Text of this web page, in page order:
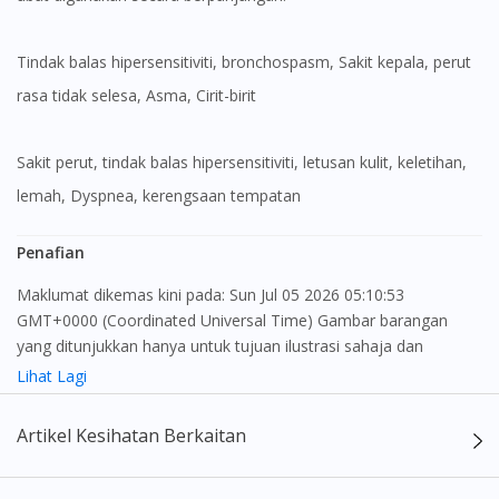
Visit DoctorOnCall Singapore
You seem to be shopping from Singapore
You are currently on DoctorOnCall.com.my, our Malaysian
To serve you better, would you like to head over to
DoctorOnCall Singapore?
tindak balas hipersensitiviti, bronchospasm, Sakit kepala, perut
rasa tidak selesa, Asma, Cirit-birit
sakit perut, tindak balas hipersensitiviti, letusan kulit, keletihan,
lemah, Dyspnea, kerengsaan tempatan
Penafian
Maklumat dikemas kini pada: Sun Jul 05 2026 05:10:53
GMT+0000 (Coordinated Universal Time) Gambar barangan
yang ditunjukkan hanya untuk tujuan ilustrasi sahaja dan
mungkin tidak seperti produk yang sebenar
maklumat sahaja, bagi kegunaan para pengamal perubatan dan
bukan bertujuan sebagai rujukan kepada pengguna untuk
Lihat Lagi
Artikel Kesihatan Berkaitan